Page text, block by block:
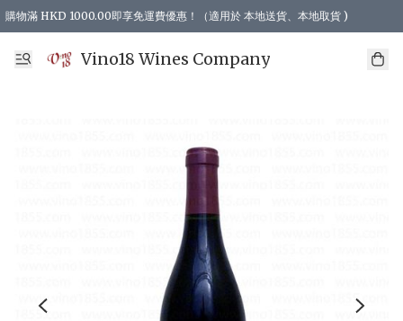
購物滿 HKD 1000.00即享免運費優惠！（適用於 本地送貨、本地取貨 )
Vino18 Wines Company